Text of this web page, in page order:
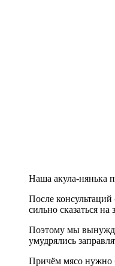
Наша акула-нянька
После
сильно сказаться
Поэтому мы
умудрялись
Причём мясо нужно